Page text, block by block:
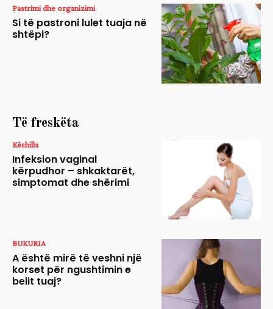
Pastrimi dhe organizimi
Si të pastroni lulet tuaja në
shtëpi?
Të freskëta
Këshilla
Infeksion vaginal
kërpudhor – shkaktarët,
simptomat dhe shërimi
BUKURIA
A është mirë të veshni një
korset për ngushtimin e
belit tuaj?